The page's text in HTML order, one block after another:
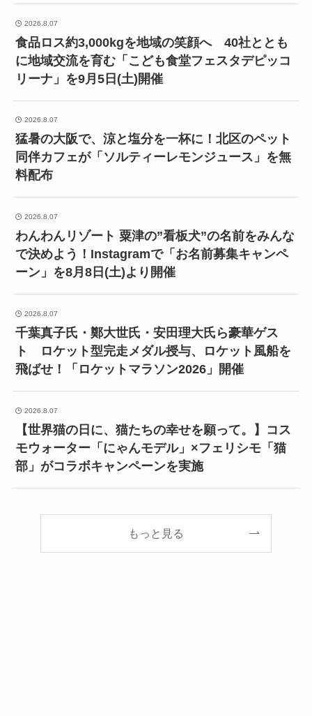
2026.8.07
食品ロス約3,000kgを地域の笑顔へ 40社ととも
に地域交流を育む「こども食堂フェスタデピッコ
リーナ」を9月5日(土)開催
2026.8.07
猛暑の大阪で、涼と塩分を一杯に！北区のペット
同伴カフェが「ソルティーレモンジュース」を無
料配布
2026.8.07
わんわんリゾート 粟津の”看板犬”の名前をみんな
で決めよう！Instagramで「お名前募集キャンペ
ーン」を8月8日(土)より開催
2026.8.07
千葉真子氏・鄭大世氏・安田理大氏ら豪華ゲス
ト ロケット型完走メダル授与、ロケット風船を
飛ばせ！「ロケットマラソン2026」開催
2026.8.07
【世界猫の日に、猫たちの幸せを願って。】コス
モウォーター「にゃんモデル」×フェリシモ「猫
部」がコラボキャンペーンを実施
もっと見る